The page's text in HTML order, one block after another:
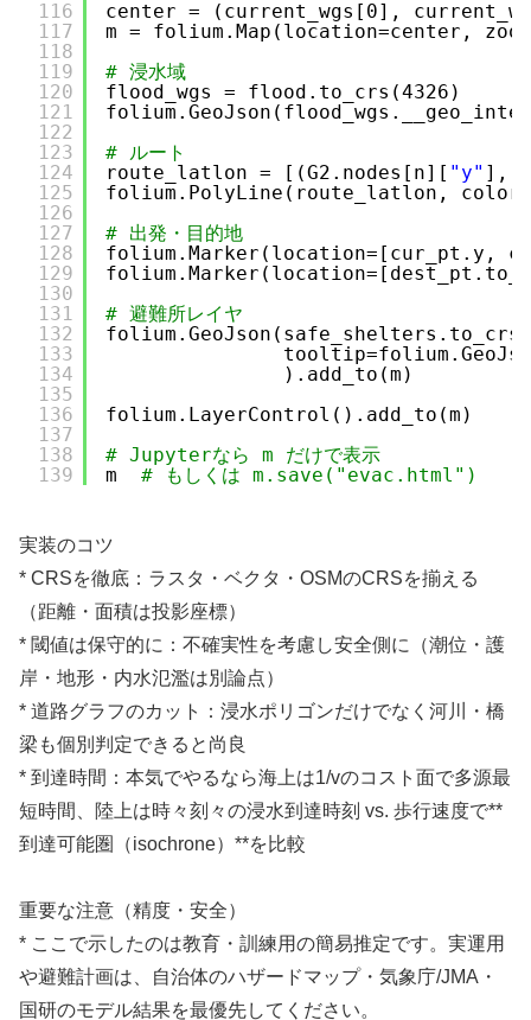
116
117
118
119
120
121
122
123
124
125
126
127
128
129
130
131
132
133
134
135
136
137
138
139
center = (current_wgs[0],
m = folium.Map(location=center,
# 浸水域
flood_wgs = flood.to_crs(4326)
# ルート
route_latlon = [(G2.nodes[n][ "y" ],
folium.PolyLine(route_latlon, color=
# 出発・目的地
folium.Marker(location=[cur_pt.y,
# 避難所レイヤ
).add_to(m)
folium.LayerControl().add_to(m)
# Jupyterなら m だけで表示
m # もしくは m.save("evac.html")
実装のコツ
* CRSを徹底：ラスタ・ベクタ・OSMのCRSを揃える
（距離・面積は投影座標）
* 閾値は保守的に：不確実性を考慮し安全側に（潮位・護
岸・地形・内水氾濫は別論点）
* 道路グラフのカット：浸水ポリゴンだけでなく河川・橋
梁も個別判定できると尚良
* 到達時間：本気でやるなら海上は1/vのコスト面で多源最
短時間、陸上は時々刻々の浸水到達時刻 vs. 歩行速度で**
到達可能圏（isochrone）**を比較
重要な注意（精度・安全）
* ここで示したのは教育・訓練用の簡易推定です。実運用
や避難計画は、自治体のハザードマップ・気象庁/JMA・
国研のモデル結果を最優先してください。